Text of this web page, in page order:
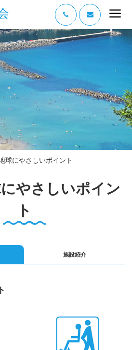
47-1080
球にやさしいポイント
やさしいポイン
ト
施設紹介